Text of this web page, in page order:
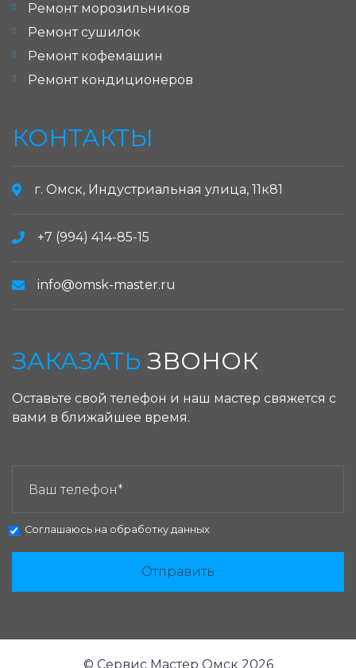
Ремонт морозильников
Ремонт сушилок
Ремонт кофемашин
Ремонт кондиционеров
КОНТАКТЫ
г. Омск, Индустриальная улица, 11к81
+7 (994) 414-85-15
info@omsk-master.ru
ЗАКАЗАТЬ ЗВОНОК
Оставьте свой телефон и наш мастер свяжется с
вами в ближайшее время.
Соглашаюсь на обработку данных
Отправить
© Сервис Мастер Омск 2026